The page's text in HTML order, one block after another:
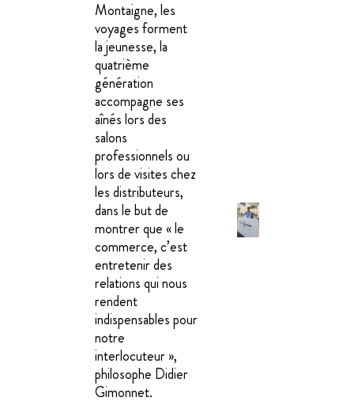
Montaigne, les
voyages forment
la jeunesse, la
quatrième
génération
accompagne ses
aînés lors des
salons
professionnels ou
lors de visites chez
les distributeurs,
dans le but de
montrer que « le
commerce, c’est
entretenir des
relations qui nous
rendent
indispensables pour
notre
interlocuteur »,
philosophe Didier
Gimonnet.